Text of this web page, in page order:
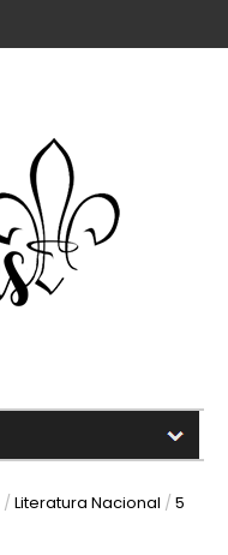
/ Literatura Nacional / 5